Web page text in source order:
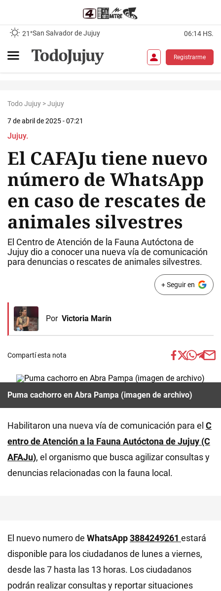
21°San Salvador de Jujuy 06:14 HS.
Registrarme
Todo Jujuy >Jujuy
7 de abril de 2025 - 07:21
Jujuy.
El CAFAJu tiene nuevo
número de WhatsApp
en caso de rescates de
animales silvestres
El Centro de Atención de la Fauna Autóctona de
Jujuy dio a conocer una nueva vía de comunicación
para denuncias o rescates de animales silvestres.
+ Seguir en
Por Victoria Marín
Compartí esta nota
Puma cachorro en Abra Pampa (imagen de archivo)
Habilitaron una nueva vía de comunicación para el C
entro de Atención a la Fauna Autóctona de Jujuy (C
AFAJu), el organismo que busca agilizar consultas y
denuncias relacionadas con la fauna local.
El nuevo numero de WhatsApp3884249261 estará
disponible para los ciudadanos de lunes a viernes,
desde las 7 hasta las 13 horas. Los ciudadanos
podrán realizar consultas y reportar situaciones